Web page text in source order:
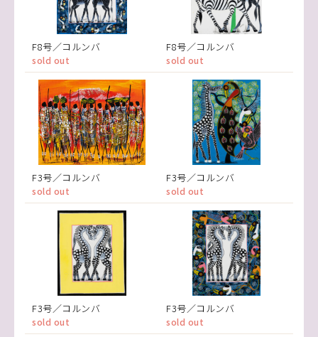
F8号／コルンバ
sold out
F8号／コルンバ
sold out
F3号／コルンバ
sold out
F3号／コルンバ
sold out
F3号／コルンバ
sold out
F3号／コルンバ
sold out